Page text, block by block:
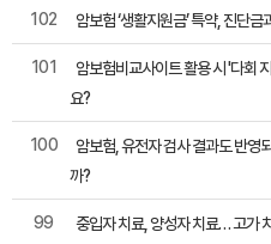
102 암보험 ‘생활지원금’ 특약, 진단
101
암보험비교사이트 활용 시 '다회
요?
100
암보험, 유전자 검사 결과도 반영
까?
99
중입자 치료, 양성자 치료… 고가